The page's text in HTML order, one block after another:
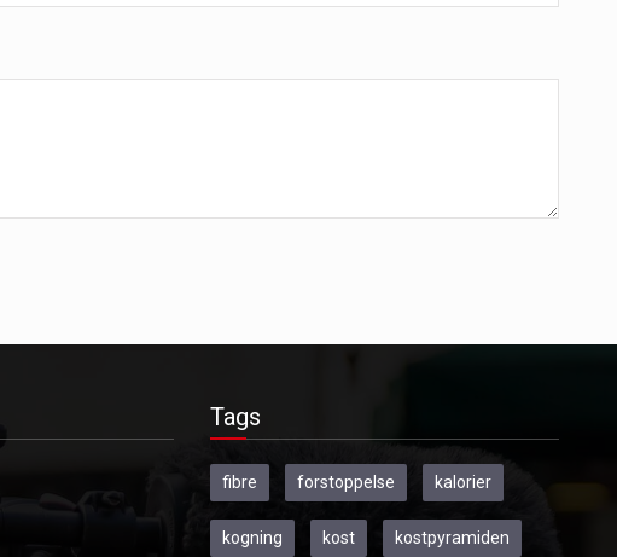
Tags
fibre forstoppelse kalorier
kogning kost kostpyramiden